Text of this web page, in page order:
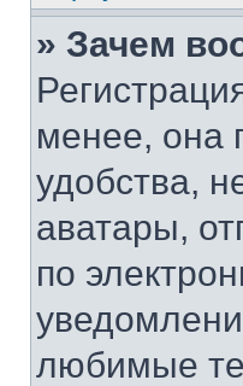
» Зачем
менее, она
удобства,
аватары,
по
любимые